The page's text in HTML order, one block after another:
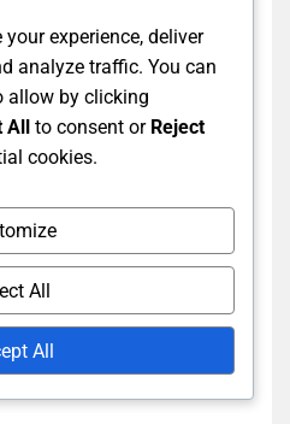
πλαισίου του
παίκτες μπορεί
εμπειρία, καθώς πολλά
εμπλοκή με
κατά τις
experience, deliver
analyze traffic. You can
allow by clicking
All to consent or Reject
cookies.
All
All